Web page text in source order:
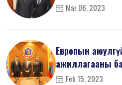
Mar 06, 2023
Европын
ажиллагааны
х...Feb 15, 2023